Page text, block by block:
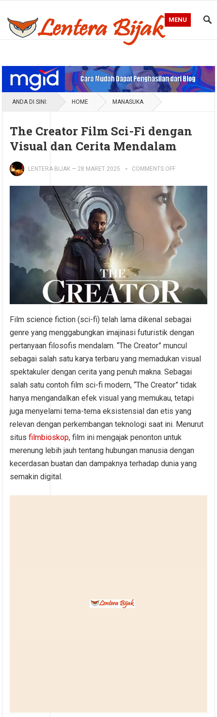
MENU
ANDA DI SINI: HOME MANASUKA
The Creator Film Sci-Fi dengan
Visual dan Cerita Mendalam
LENTERA BIJAK — 28 MARET 2025 COMMENTS OFF
Film science fiction (sci-fi) telah lama dikenal sebagai
genre yang menggabungkan imajinasi futuristik dengan
pertanyaan filosofis mendalam. “The Creator” muncul
sebagai salah satu karya terbaru yang memadukan visual
spektakuler dengan cerita yang penuh makna. Sebagai
salah satu contoh film sci-fi modern, “The Creator” tidak
hanya mengandalkan efek visual yang memukau, tetapi
juga menyelami tema-tema eksistensial dan etis yang
relevan dengan perkembangan teknologi saat ini. Menurut
situsfilmbioskop, film ini mengajak penonton untuk
merenung lebih jauh tentang hubungan manusia dengan
kecerdasan buatan dan dampaknya terhadap dunia yang
semakin digital.